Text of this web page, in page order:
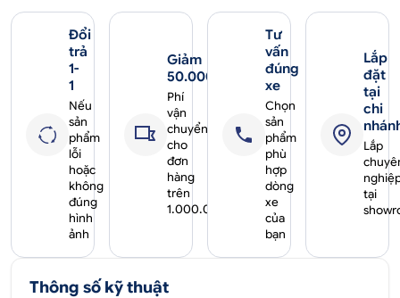
Đổi
trả
1-
1
Nếu
sản
phẩm
lỗi
hoặc
không
đúng
hình
ảnh
Giảm
50.000₫
Phí
vận
chuyển
cho
đơn
hàng
trên
1.000.000₫
Tư
vấn
đúng
xe
Chọn
sản
phẩm
phù
hợp
dòng
xe
của
bạn
Lắp
đặt
tại
chi
Lắp
tại
Thông số kỹ thuật